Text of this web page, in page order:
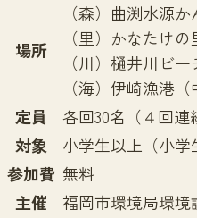
場所
（森）曲渕水源
（里）かなたけ
（川）樋井川ビー
（海）伊崎漁港（
定員
各回30名（４回連
対象
小学生以上（小学
参加費 無料
主催
福岡市環境局環境